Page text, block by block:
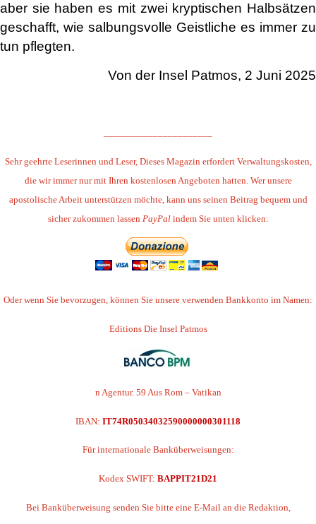
aber sie haben es mit zwei kryptischen Halbsätzen
geschafft, wie salbungsvolle Geistliche es immer zu
tun pflegten.
Von der Insel Patmos, 2 Juni 2025
Sehr geehrte Leserinnen und Leser, Dieses Magazin erfordert Verwaltungskosten,
die wir immer nur mit Ihren kostenlosen Angeboten hatten. Wer unsere
apostolische Arbeit unterstützen möchte, kann uns seinen Beitrag bequem und
sicher zukommen lassen PayPalindem Sie unten klicken:
Oder wenn Sie bevorzugen, können Sie unsere verwenden Bankkonto im Namen:
Editions Die Insel Patmos
n Agentur. 59 Aus Rom – Vatikan
IBAN: IT74R05034032590000000301118
Für internationale Banküberweisungen:
Kodex SWIFT: BAPPIT21D21
Bei Banküberweisung senden Sie bitte eine E-Mail an die Redaktion,